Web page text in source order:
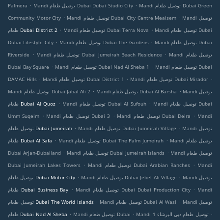
Palmera . Mandi توصيل طعام Dubai Dubai Studio City . Mandi توصيل طعام Dubai Green
Community Motor City . Mandi توصيل طعام Dubai City Centre Meaisem . Mandi توصيل
طعام Dubai District 2 . Mandi توصيل طعام Dubai Terra Nova . Mandi توصيل طعام Dubai
Dubai Lifestyle City . Mandi توصيل طعام Dubai The Gardens . Mandi توصيل طعام Dubai
Riverside
. Mandi توصيل طعام Dubai Jumeirah Beach Residence . Mandi توصيل طعام
Dubai Bay Square . Mandi توصيل طعام Dubai Nad Al Sheba 1 . Mandi توصيل طعام Dubai
DAMAC Hills . Mandi توصيل طعام Dubai District 1 . Mandi توصيل طعام Dubai Mirador .
Mandi توصيل طعام Dubai Jabal Ali 2 . Mandi توصيل طعام Dubai Al Barsha . Mandi توصيل
طعام Dubai Al Quoz . Mandi توصيل طعام Dubai Al Sufouh . Mandi توصيل طعام Dubai
Umm Suqeim . Mandi توصيل طعام Dubai 3 . Mandi توصيل طعام Dubai Deira . Mandi
توصيل طعام Dubai Jumeirah . Mandi توصيل طعام Dubai Jumeirah Village . Mandi توصيل
طعام Dubai Al Safa . Mandi توصيل طعام Dubai The Palm Jumeirah . Mandi توصيل طعام
Dubai Arjan-Dubailand . Mandi توصيل طعام Dubai Jumeirah Islands . Mandi توصيل طعام
Dubai Jumeirah Lakes Towers . Mandi توصيل طعام Dubai Arabian Ranches . Mandi
توصيل طعام Dubai Motor City . Mandi توصيل طعام Dubai Jebel Ali Village . Mandi توصيل
طعام Dubai Business Bay . Mandi توصيل طعام Dubai Dubai Production City . Mandi
توصيل طعام Dubai The World Islands . Mandi توصيل طعام Dubai Al Wasl . Mandi توصيل
طعام Dubai Nad Al Sheba . Mandi توصيل طعام Dubai . Mandi توصيل طعام دبي البرشاء 1 .